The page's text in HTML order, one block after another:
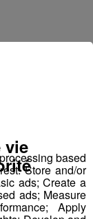
based
Store and/or
ads; Create a
ads; Measure
Apply
vie